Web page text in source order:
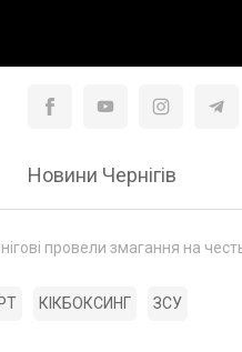
Новини Чернігів
провели змагання на
КІКБОКСИНГ ЗСУ